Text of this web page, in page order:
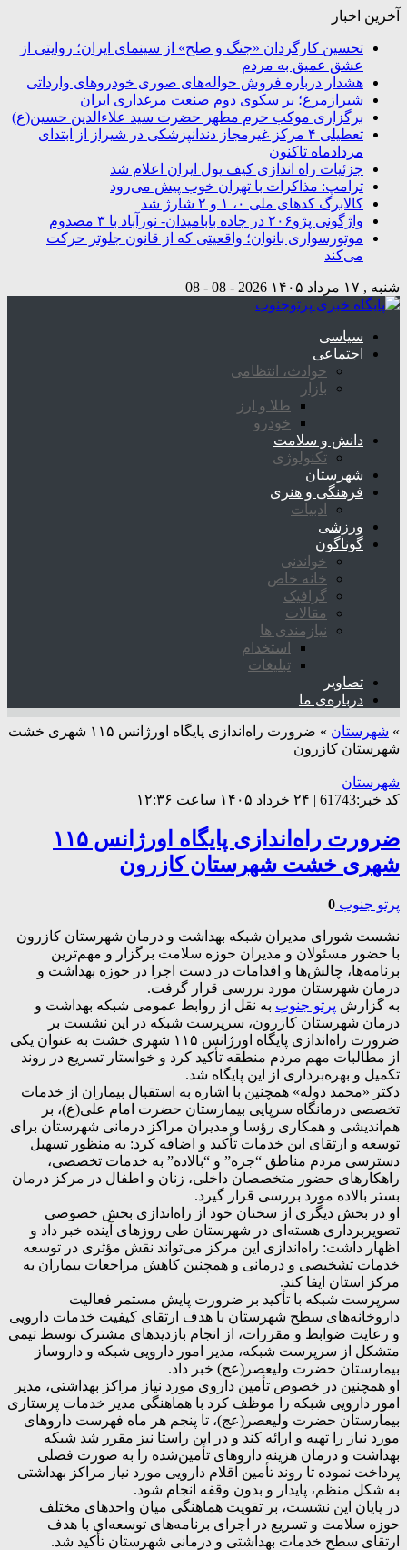
آخرین اخبار
تحسین کارگردان «جنگ و صلح» از سینمای ایران؛ روایتی از
عشق عمیق به مردم
هشدار درباره فروش حواله‌های صوری خودروهای وارداتی
شیرازمرغ؛ بر سکوی دوم صنعت مرغداری ایران
برگزاری موکب حرم مطهر حضرت سید علاءالدین حسین(ع)
تعطیلی ۴ مرکز غیرمجاز دندانپزشکی در شیراز از ابتدای
مردادماه تاکنون
جزئیات راه اندازی کیف پول ایران اعلام شد
ترامپ: مذاکرات با تهران خوب پیش می‌رود
کالابرگ کدهای ملی ۰، ۱ و ۲ شارژ شد
واژگونی پژو۲۰۶ در جاده بابامیدان- نورآباد با ۳ مصدوم
موتورسواری بانوان؛ واقعیتی که از قانون جلوتر حرکت
می‌کند
شنبه , ۱۷ مرداد ۱۴۰۵ 2026 - 08 - 08
سیاسی
اجتماعی
حوادث، انتظامی
بازار
طلا و ارز
خودرو
دانش و سلامت
تکنولوژی
شهرستان
فرهنگی و هنری
ادبیات
ورزشی
گوناگون
خواندنی
خانه خاص
گرافیک
مقالات
نیازمندی ها
استخدام
تبلیغات
تصاویر
درباره‌ی ما
» شهرستان »
ضرورت راه‌اندازی پایگاه اورژانس ۱۱۵ شهری خشت
شهرستان کازرون
شهرستان
کد خبر:61743 | ۲۴ خرداد ۱۴۰۵ ساعت ۱۲:۳۶
ضرورت راه‌اندازی پایگاه اورژانس ۱۱۵
شهری خشت شهرستان کازرون
پرتو جنوب 0
نشست شورای مدیران شبکه بهداشت و درمان شهرستان کازرون
با حضور مسئولان و مدیران حوزه سلامت برگزار و مهم‌ترین
برنامه‌ها، چالش‌ها و اقدامات در دست اجرا در حوزه بهداشت و
درمان شهرستان مورد بررسی قرار گرفت.
به گزارش پرتو جنوب به نقل از روابط عمومی شبکه بهداشت و
درمان شهرستان کازرون، سرپرست شبکه در این نشست بر
ضرورت راه‌اندازی پایگاه اورژانس ۱۱۵ شهری خشت به عنوان یکی
از مطالبات مهم مردم منطقه تأکید کرد و خواستار تسریع در روند
تکمیل و بهره‌برداری از این پایگاه شد.
دکتر «محمد دوله» همچنین با اشاره به استقبال بیماران از خدمات
تخصصی درمانگاه سرپایی بیمارستان حضرت امام علی(ع)، بر
هم‌اندیشی و همکاری رؤسا و مدیران مراکز درمانی شهرستان برای
توسعه و ارتقای این خدمات تأکید و اضافه کرد: به منظور تسهیل
دسترسی مردم مناطق “جره” و “بالاده” به خدمات تخصصی،
راهکارهای حضور متخصصان داخلی، زنان و اطفال در مرکز درمان
بستر بالاده مورد بررسی قرار گیرد.
او در بخش دیگری از سخنان خود از راه‌اندازی بخش خصوصی
تصویربرداری هسته‌ای در شهرستان طی روزهای آینده خبر داد و
اظهار داشت: راه‌اندازی این مرکز می‌تواند نقش مؤثری در توسعه
خدمات تشخیصی و درمانی و همچنین کاهش مراجعات بیماران به
مرکز استان ایفا کند.
سرپرست شبکه با تأکید بر ضرورت پایش مستمر فعالیت
داروخانه‌های سطح شهرستان با هدف ارتقای کیفیت خدمات دارویی
و رعایت ضوابط و مقررات، از انجام بازدیدهای مشترک توسط تیمی
متشکل از سرپرست شبکه، مدیر امور دارویی شبکه و داروساز
بیمارستان حضرت ولیعصر(عج) خبر داد.
او همچنین در خصوص تأمین داروی مورد نیاز مراکز بهداشتی، مدیر
امور دارویی شبکه را موظف کرد با هماهنگی مدیر خدمات پرستاری
بیمارستان حضرت ولیعصر(عج)، تا پنجم هر ماه فهرست داروهای
مورد نیاز را تهیه و ارائه کند و در این راستا نیز مقرر شد شبکه
بهداشت و درمان هزینه داروهای تأمین‌شده را به صورت فصلی
پرداخت نموده تا روند تأمین اقلام دارویی مورد نیاز مراکز بهداشتی
به شکل منظم، پایدار و بدون وقفه انجام شود.
در پایان این نشست، بر تقویت هماهنگی میان واحدهای مختلف
حوزه سلامت و تسریع در اجرای برنامه‌های توسعه‌ای با هدف
ارتقای سطح خدمات بهداشتی و درمانی شهرستان تأکید شد.